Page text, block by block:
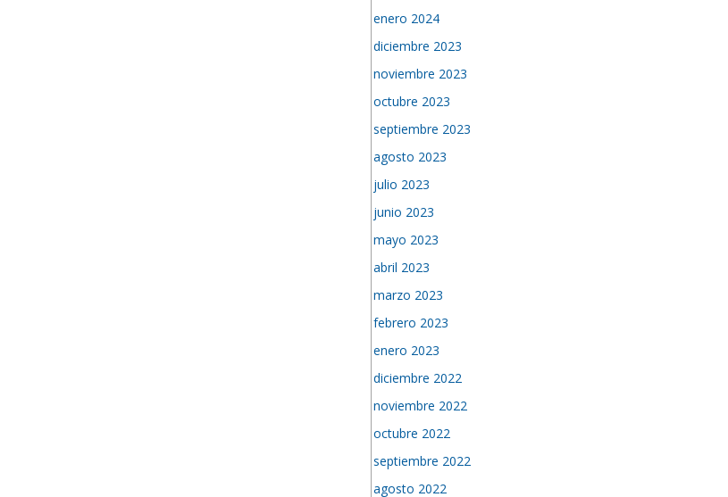
enero 2024
diciembre 2023
noviembre 2023
octubre 2023
septiembre 2023
agosto 2023
julio 2023
junio 2023
mayo 2023
abril 2023
marzo 2023
febrero 2023
enero 2023
diciembre 2022
noviembre 2022
octubre 2022
septiembre 2022
agosto 2022